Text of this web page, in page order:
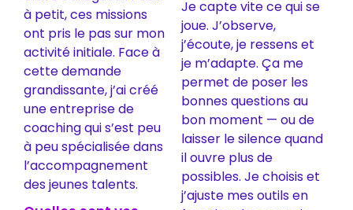
à petit, ces missions
ont pris le pas sur mon
activité initiale. Face à
cette demande
grandissante, j’ai créé
une entreprise de
coaching qui s’est peu
à peu spécialisée dans
l’accompagnement
des jeunes talents.
Je capte vite ce qui se
joue. J’observe,
j’écoute, je ressens et
je m’adapte. Ça me
permet de poser les
bonnes questions au
bon moment — ou de
laisser le silence quand
il ouvre plus de
possibles. Je choisis et
j’ajuste mes outils en